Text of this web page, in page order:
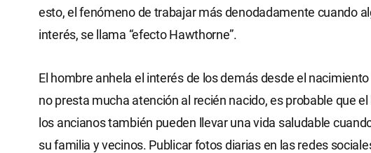
esto, el fenómeno de trabajar más denodadamente cuando
interés, se llama “efecto Hawthorne”.
El hombre anhela el interés de los demás desde el
no presta mucha atención al recién nacido, es probable que
los ancianos también pueden llevar una vida saludable
su familia y vecinos. Publicar fotos diarias en las redes